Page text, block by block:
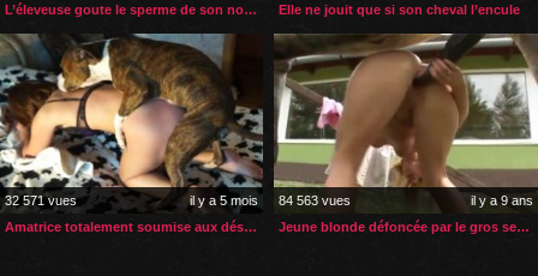
L’éleveuse goute le sperme de son nouvel étalon
Elle ne jouit que si son cheval l’encule
32 571 vues
il y a 5 mois
Amatrice totalement soumise aux désirs de son chien
84 563 vues
il y a 9 ans
Jeune blonde défoncée par le gros sexe de son cheval